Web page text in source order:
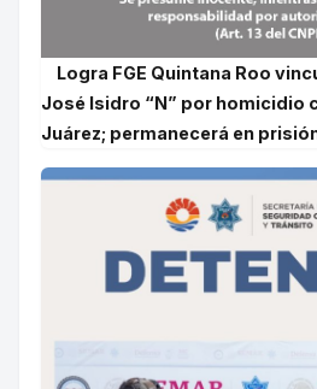
Logra FGE Quintana Roo
José Isidro “N” por homicidio
Juárez; permanecerá en